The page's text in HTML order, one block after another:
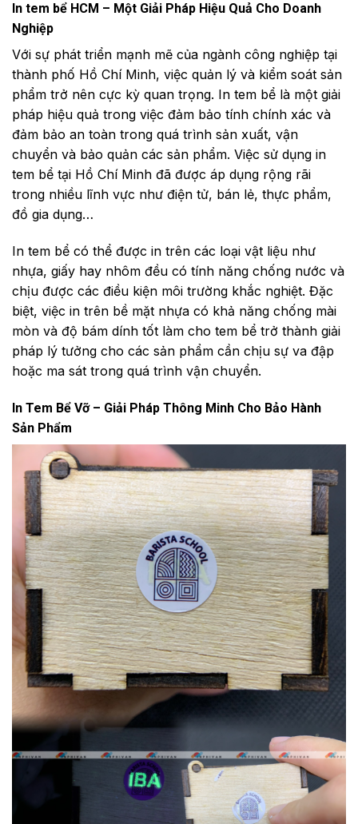
In tem bể HCM – Một Giải Pháp Hiệu Quả Cho Doanh
Nghiệp
Với sự phát triển mạnh mẽ của ngành công nghiệp tại
thành phố Hồ Chí Minh, việc quản lý và kiểm soát sản
phẩm trở nên cực kỳ quan trọng. In tem bể là một giải
pháp hiệu quả trong việc đảm bảo tính chính xác và
đảm bảo an toàn trong quá trình sản xuất, vận
chuyển và bảo quản các sản phẩm. Việc sử dụng in
tem bể tại Hồ Chí Minh đã được áp dụng rộng rãi
trong nhiều lĩnh vực như điện tử, bán lẻ, thực phẩm,
đồ gia dụng…
In tem bể có thể được in trên các loại vật liệu như
nhựa, giấy hay nhôm đều có tính năng chống nước và
chịu được các điều kiện môi trường khắc nghiệt. Đặc
biệt, việc in trên bề mặt nhựa có khả năng chống mài
mòn và độ bám dính tốt làm cho tem bể trở thành giải
pháp lý tưởng cho các sản phẩm cần chịu sự va đập
hoặc ma sát trong quá trình vận chuyển.
In Tem Bể Vỡ – Giải Pháp Thông Minh Cho Bảo Hành
Sản Phẩm